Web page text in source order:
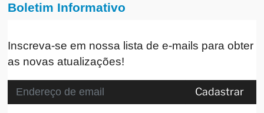
Boletim Informativo
Inscreva-se em nossa lista de e-mails para obter
as novas atualizações!
Cadastrar